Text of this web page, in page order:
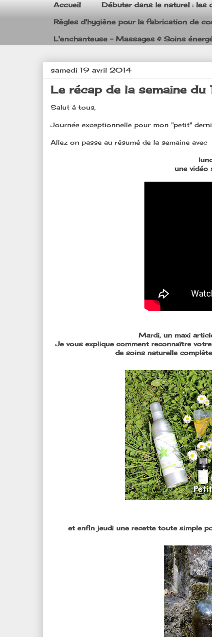
Accueil Débuter dans le naturel : les
Règles d'hygiène pour la fabrication de
L'enchanteuse - Massages & Soins
samedi 19 avril 2014
Le récap de la semaine du
Salut à tous,
Journée exceptionnelle pour mon "petit"
Allez on passe au résumé de la semaine avec
une vidéo
Mardi, un maxi
Je vous explique comment reconnaître
de soins naturelle
et enfin jeudi une recette toute simple